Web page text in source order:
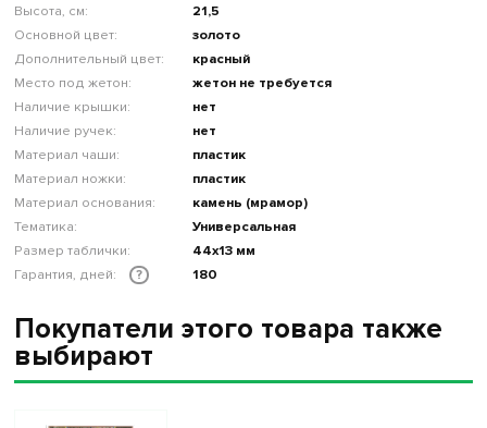
Высота, см:
21,5
Основной цвет:
золото
Дополнительный цвет:
красный
Место под жетон:
жетон не требуется
Наличие крышки:
нет
Наличие ручек:
нет
Материал чаши:
пластик
Материал ножки:
пластик
Материал основания:
камень (мрамор)
Тематика:
Универсальная
Размер таблички:
44х13 мм
Гарантия, дней:
? 180
Покупатели этого товара также
выбирают